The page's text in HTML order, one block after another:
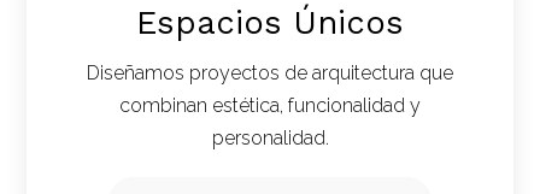
Espacios Únicos
Diseñamos proyectos de arquitectura que
combinan estética, funcionalidad y
personalidad.